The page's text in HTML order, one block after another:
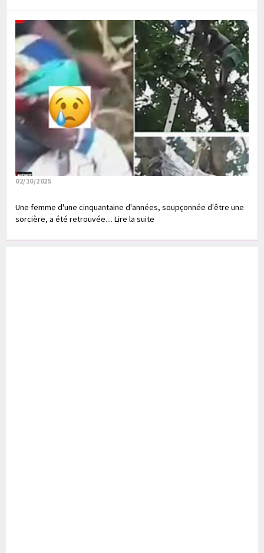
02/10/2025
Une femme d'une cinquantaine d'années, soupçonnée d'être une
sorcière, a été retrouvée.... Lire la suite